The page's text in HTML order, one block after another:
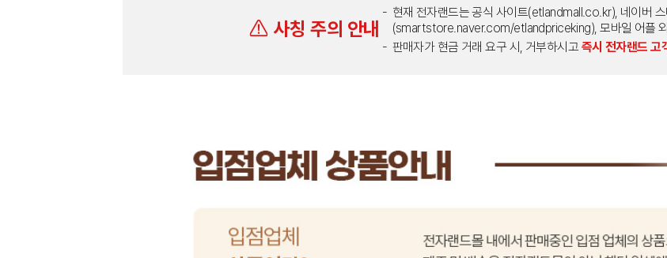
사칭 주의 안내
현재 전자랜드는 공식 사이트(etlandmall.co.kr), 네이버
(smartstore.naver.com/etlandpriceking), 모바일 어플
판매자가 현금 거래 요구 시, 거부하시고 즉시 전자랜드 고